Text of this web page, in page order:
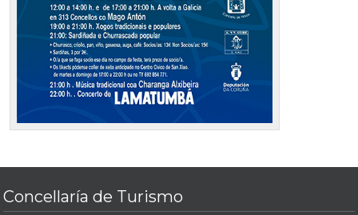
Concellaría de Turismo